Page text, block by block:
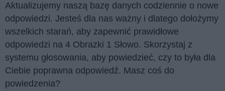
Aktualizujemy naszą bazę danych codziennie o nowe
odpowiedzi. Jesteś dla nas ważny i dlatego dołożymy
wszelkich starań, aby zapewnić prawidłowe
odpowiedzi na 4 Obrazki 1 Słowo. Skorzystaj z
systemu głosowania, aby powiedzieć, czy to była dla
Ciebie poprawna odpowiedź. Masz coś do
powiedzenia?